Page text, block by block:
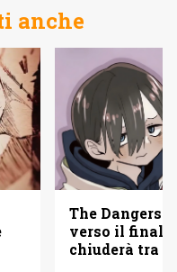
anche
The Dangers
verso il
chiuderà tra